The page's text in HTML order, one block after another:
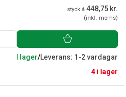
styck á 448,75 kr.
(inkl. moms)
I lager/Leverans: 1-2 vardagar
4 i lager